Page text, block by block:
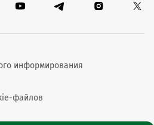
информирования
файлов